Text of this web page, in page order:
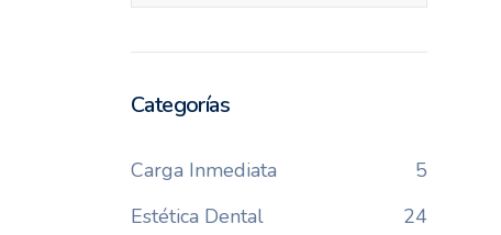
Categorías
Carga Inmediata
5
Estética Dental
24